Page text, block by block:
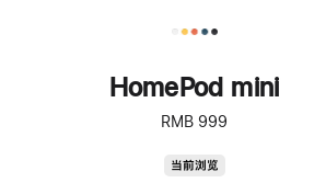
HomePod mini
RMB 999
当前浏览